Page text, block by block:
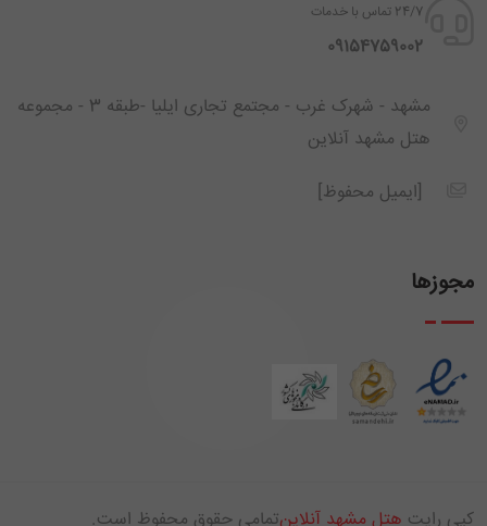
24/7 تماس با خدمات
‪ 09154759002
مشهد - شهرک غرب - مجتمع تجاری ایلیا -طبقه 3 - مجموعه
هتل مشهد آنلاین
[ایمیل محفوظ]
مجوزها
کپی رایت هتل مشهد آنلاینتمامی حقوق محفوظ است.